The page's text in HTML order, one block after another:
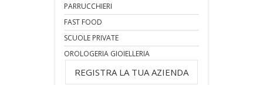
PARRUCCHIERI
FAST FOOD
SCUOLE PRIVATE
OROLOGERIA GIOIELLERIA
REGISTRA LA TUA AZIENDA